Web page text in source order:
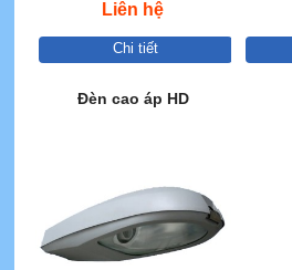
Liên hệ
Chi tiết
Đèn cao áp HD